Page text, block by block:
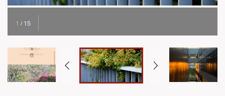
1 /15